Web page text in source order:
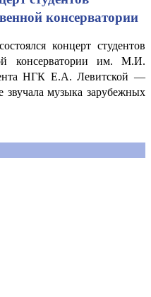
консерватории
концерт студентов
консерватории им. М.И.
НГК Е.А. Левитской —
музыка зарубежных